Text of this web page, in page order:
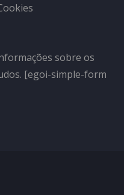
sobre os
[egoi-simple-form